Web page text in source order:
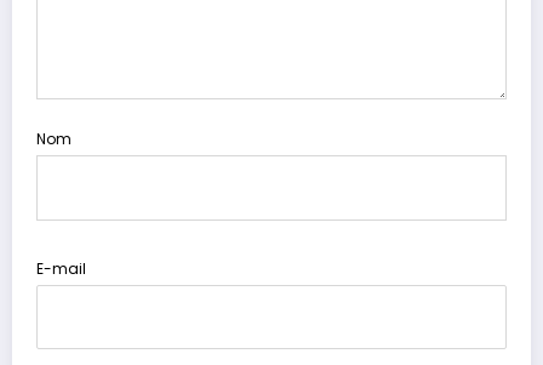
Nom
E-mail